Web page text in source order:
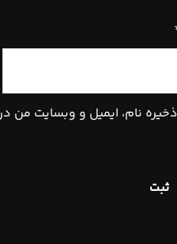
ذخیره نام، ایمیل و وبسایت من